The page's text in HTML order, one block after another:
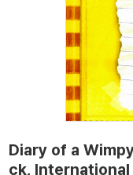
Diary of a
ck,